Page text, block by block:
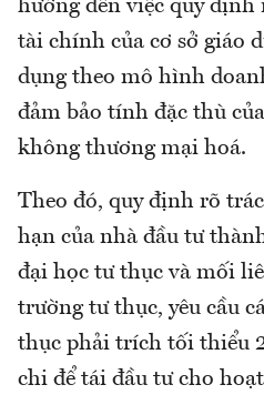
hướng đến việc quy
tài chính của cơ sở giáo
dụng theo mô hình
đảm bảo tính đặc thù
không thương mại hoá.
Theo đó, quy định rõ
hạn của nhà đầu tư
đại học tư thục và mối
trường tư thục, yêu cầu
thục phải trích tối thiểu
chi để tái đầu tư cho